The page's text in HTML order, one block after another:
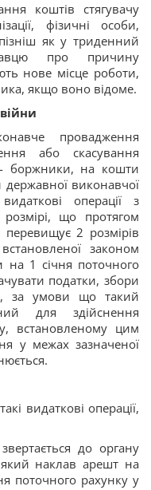
коштів стягувачу
фізичні особи,
як у триденний
про причину
нове місце роботи,
якщо воно відоме.
провадження
або скасування
- боржники, на кошти
виконавчої
операції з
що протягом
2 розмірів
законом
1 січня поточного
податки, збори
за умови що такий
для здійснення
встановленому цим
у межах зазначеної
видаткові операції,
до органу
наклав арешт на
поточного рахунку у